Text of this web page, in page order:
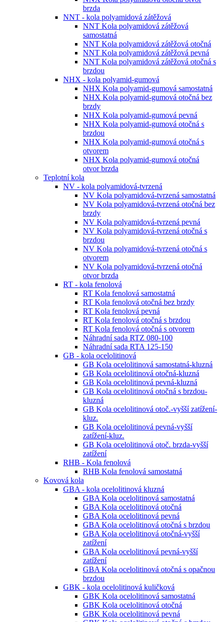
brzda
NNT - kola polyamidová zátěžová
NNT Kola polyamidová zátěžová
samostatná
NNT Kola polyamidová zátěžová otočná
NNT Kola polyamidová zátěžová pevná
NNT Kola polyamidová zátěžová otočná s
brzdou
NHX - kola polyamid-gumová
NHX Kola polyamid-gumová samostatná
NHX Kola polyamid-gumová otočná bez
brzdy
NHX Kola polyamid-gumová pevná
NHX Kola polyamid-gumová otočná s
brzdou
NHX Kola polyamid-gumová otočná s
otvorem
NHX Kola polyamid-gumová otočná
otvor brzda
Teplotní kola
NV - kola polyamidová-tvrzená
NV Kola polyamidová-tvrzená samostatná
NV Kola polyamidová-tvrzená otočná bez
brzdy
NV Kola polyamidová-tvrzená pevná
NV Kola polyamidová-tvrzená otočná s
brzdou
NV Kola polyamidová-tvrzená otočná s
otvorem
NV Kola polyamidová-tvrzená otočná
otvor brzda
RT - kola fenolová
RT Kola fenolová samostatná
RT Kola fenolová otočná bez brzdy
RT Kola fenolová pevná
RT Kola fenolová otočná s brzdou
RT Kola fenolová otočná s otvorem
Náhradní sada RTZ 080-100
Náhradní sada RTA 125-150
GB - kola ocelolitinová
GB Kola ocelolitinová samostatná-kluzná
GB Kola ocelolitinová otočná-kluzná
GB Kola ocelolitinová pevná-kluzná
GB Kola ocelolitinová otočná s brzdou-
kluzná
GB Kola ocelolitinová otoč.-vyšší zatížení-
kluz.
GB Kola ocelolitinová pevná-vyšší
zatížení-kluz.
GB Kola ocelolitinová otoč. brzda-vyšší
zatížení
RHB - Kola fenolová
RHB Kola fenolová samostatná
Kovová kola
GBA - kola ocelolitinová kluzná
GBA Kola ocelolitinová samostatná
GBA Kola ocelolitinová otočná
GBA Kola ocelolitinová pevná
GBA Kola ocelolitinová otočná s brzdou
GBA Kola ocelolitinová otočná-vyšší
zatížení
GBA Kola ocelolitinová pevná-vyšší
zatížení
GBA Kola ocelolitinová otočná s opačnou
brzdou
GBK - kola ocelolitinová kuličková
GBK Kola ocelolitinová samostatná
GBK Kola ocelolitinová otočná
GBK Kola ocelolitinová pevná